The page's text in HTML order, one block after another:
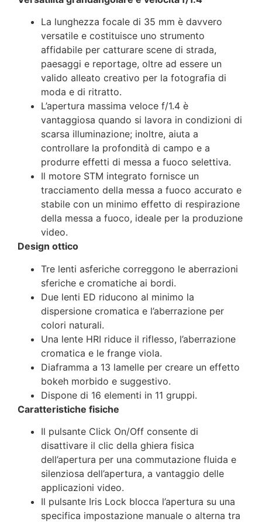
La lunghezza focale di 35 mm è davvero
versatile e costituisce uno strumento
affidabile per catturare scene di strada,
paesaggi e reportage, oltre ad essere un
valido alleato creativo per la fotografia di
moda e di ritratto.
L’apertura massima veloce f/1.4 è
vantaggiosa quando si lavora in condizioni di
scarsa illuminazione; inoltre, aiuta a
controllare la profondità di campo e a
produrre effetti di messa a fuoco selettiva.
Il motore STM integrato fornisce un
tracciamento della messa a fuoco accurato e
stabile con un minimo effetto di respirazione
della messa a fuoco, ideale per la produzione
video.
Design ottico
Tre lenti asferiche correggono le aberrazioni
sferiche e cromatiche ai bordi.
Due lenti ED riducono al minimo la
dispersione cromatica e l’aberrazione per
colori naturali.
Una lente HRI riduce il riflesso, l’aberrazione
cromatica e le frange viola.
Diaframma a 13 lamelle per creare un effetto
bokeh morbido e suggestivo.
Dispone di 16 elementi in 11 gruppi.
Caratteristiche fisiche
Il pulsante Click On/Off consente di
disattivare il clic della ghiera fisica
dell’apertura per una commutazione fluida e
silenziosa dell’apertura, a vantaggio delle
applicazioni video.
Il pulsante Iris Lock blocca l’apertura su una
specifica impostazione manuale o alterna tra